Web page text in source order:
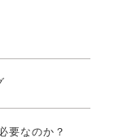
要なのか？